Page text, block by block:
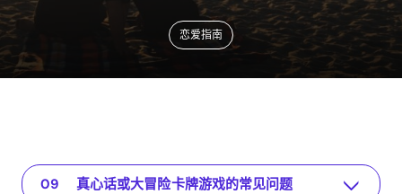
恋爱指南
真心话或大冒险卡牌游戏简介
The app for your relationship
真心话或大冒险卡牌游戏的心理益处
成功游戏的实用技巧
真心话或大冒险游戏如何改善关系
真心话或大冒险游戏的投资回报优势
数字时代的真心话或大冒险游戏
结论
真心话或大冒险卡牌游戏的常见问题